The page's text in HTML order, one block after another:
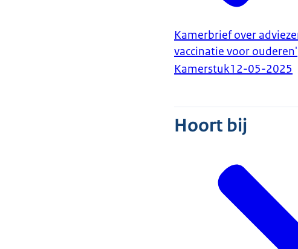
Kamerbrief over
vaccinatie voor ouderen'
Kamerstuk12-05-2025
Hoort bij